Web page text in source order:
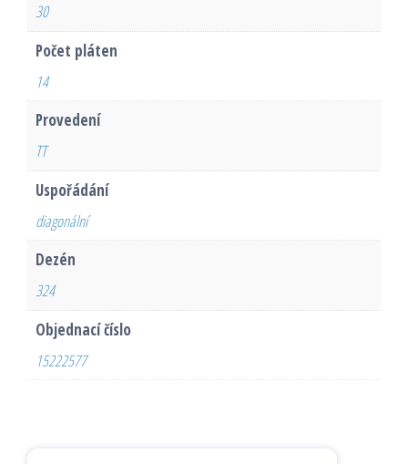
30
Počet pláten
14
Provedení
TT
Uspořádání
diagonální
Dezén
324
Objednací číslo
15222577